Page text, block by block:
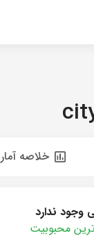
خلاصه آمار
وجود ندارد
محبوبیت